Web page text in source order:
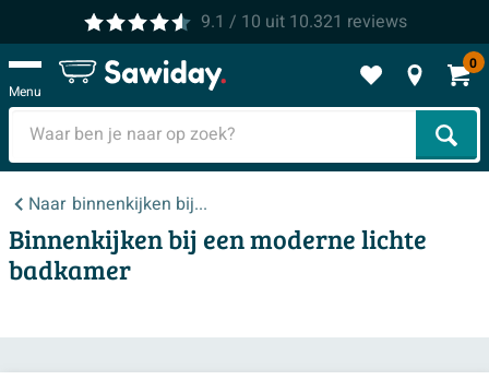
9.1 / 10 uit 10.321 reviews
Menu
0
Naar binnenkijken bij...
Binnenkijken bij een moderne lichte
badkamer